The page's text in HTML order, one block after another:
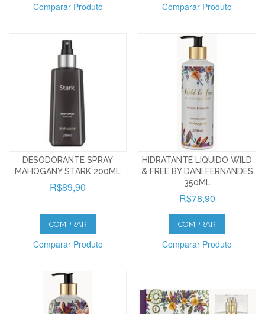
Comparar Produto Comparar Produto
DESODORANTE SPRAY
MAHOGANY STARK 200ML
R$89,90
COMPRAR
Comparar Produto
HIDRATANTE LIQUIDO WILD
& FREE BY DANI FERNANDES
350ML
R$78,90
COMPRAR
Comparar Produto